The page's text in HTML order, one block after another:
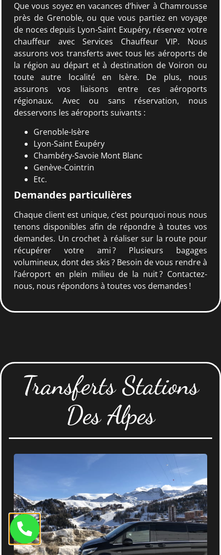
Que vous soyez en vacances d’hiver à Chamrousse
près de Grenoble, ou que vous partiez en voyage
de noces depuis Lyon-Saint Exupéry, réservez votre
chauffeur avec Services Chauffeur VIP. Nous
assurons vos transferts avec tous les aéroports de
la région au départ et à destination de Voiron ou
toute autre localité en Isère. De plus, nous
assurons vos liaisons entre ces aéroports
régionaux. Avec ou sans réservation, nous
desservons les aéroports suivants :
Grenoble-Isère
Lyon-Saint Exupéry
Chambéry-Savoie Mont Blanc
Genève-Cointrin
Etc.
Demandes particulières
Chaque client est unique, c’est pourquoi nous nous
tenons disponibles afin de répondre à toutes vos
demandes. Un crochet à réaliser sur la route pour
récupérer votre ami ? Plusieurs bagages
volumineux, dont des skis ? Besoin de vous rendre à
l’aéroport en plein milieu de la nuit ? Contactez-
nous, nous répondons à toutes vos demandes !
Transferts Stations
Des Alpes